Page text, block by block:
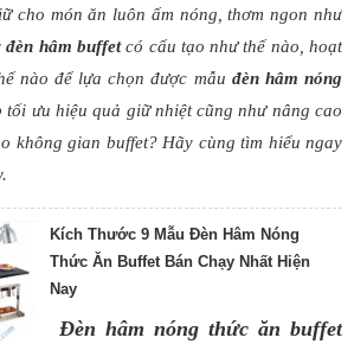
cho món ăn luôn ấm nóng, thơm ngon như
đèn hâm buffetcó cấu tạo như thế nào, hoạt
nào để lựa chọn được mẫu đèn hâm nóng
tối ưu hiệu quả giữ nhiệt cũng như nâng cao
không gian buffet? Hãy cùng tìm hiểu ngay
Kích Thước 9 Mẫu Đèn Hâm Nóng
Thức Ăn Buffet Bán Chạy Nhất Hiện
Nay
Đèn hâm nóng thức ăn buffet